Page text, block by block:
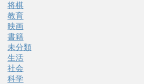
将棋
教育
映画
書籍
未分類
生活
社会
科学